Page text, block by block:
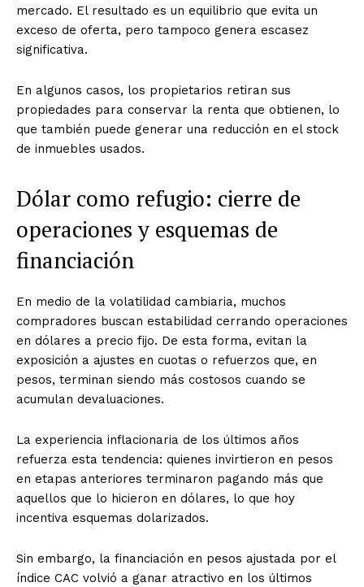
mercado. El resultado es un equilibrio que evita un
exceso de oferta, pero tampoco genera escasez
significativa.
En algunos casos, los propietarios retiran sus
propiedades para conservar la renta que obtienen, lo
que también puede generar una reducción en el stock
de inmuebles usados.
Dólar como refugio: cierre de
operaciones y esquemas de
financiación
En medio de la volatilidad cambiaria, muchos
compradores buscan estabilidad cerrando operaciones
en dólares a precio fijo. De esta forma, evitan la
exposición a ajustes en cuotas o refuerzos que, en
pesos, terminan siendo más costosos cuando se
acumulan devaluaciones.
La experiencia inflacionaria de los últimos años
refuerza esta tendencia: quienes invirtieron en pesos
en etapas anteriores terminaron pagando más que
aquellos que lo hicieron en dólares, lo que hoy
incentiva esquemas dolarizados.
Sin embargo, la financiación en pesos ajustada por el
índice CAC volvió a ganar atractivo en los últimos